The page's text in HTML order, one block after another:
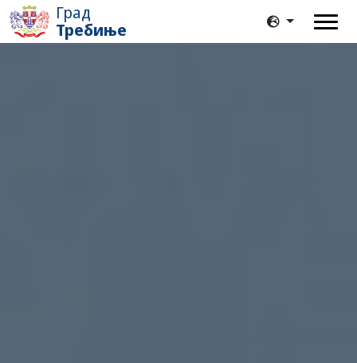
Град
Требиње